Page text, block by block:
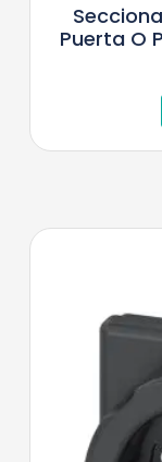
Puerta O